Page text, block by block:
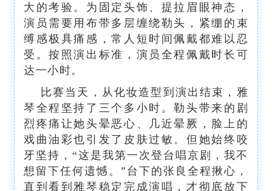
大的考验。为固定头饰、提拉眉眼神态，
演员需要用布带多层缠绕勒头，紧绷的束
缚感极具痛感，常人短时间佩戴都难以忍
受。按照演出标准，演员全程佩戴时长可
达一小时。
比赛当天，从化妆造型到演出结束，雅
琴全程坚持了三个多小时。勒头带来的剧
烈疼痛让她头晕恶心、几近晕厥，脸上的
戏曲油彩也引发了皮肤过敏。但她始终咬
牙坚持，“这是我第一次登台唱京剧，我不
想留下任何遗憾。”台下的张良全程揪心，
直到看到雅琴稳定完成演唱，才彻底放下